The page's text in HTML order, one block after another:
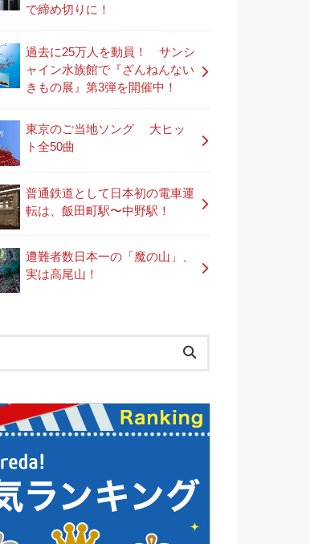
で締め切りに！
過去に25万人を動員！ サンシ
ャイン水族館で『ざんねんない
きもの展』第3弾を開催中！
東京のご当地ソング 大ヒッ
ト全50曲
普通鉄道として日本初の電車運
転は、飯田町駅〜中野駅！
遭難者数日本一の「魔の山」、
実は高尾山！